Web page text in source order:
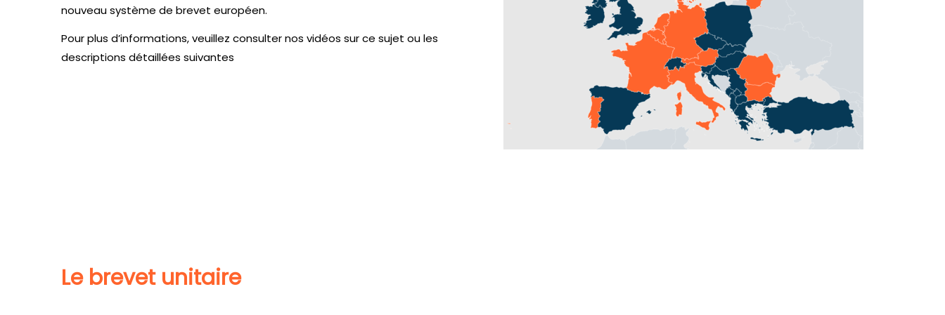
nouveau système de brevet européen.
Pour plus d’informations, veuillez consulter nos vidéos sur ce sujet ou les
descriptions détaillées suivantes
Le brevet unitaire